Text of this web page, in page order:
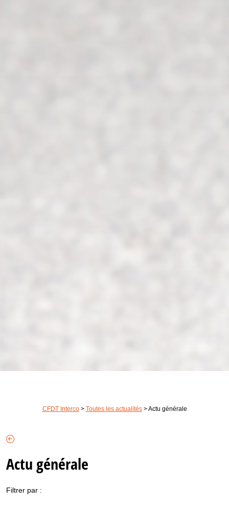
CFDT Interco> Toutes les actualités>Actu générale
Actu générale
Filtrer par :